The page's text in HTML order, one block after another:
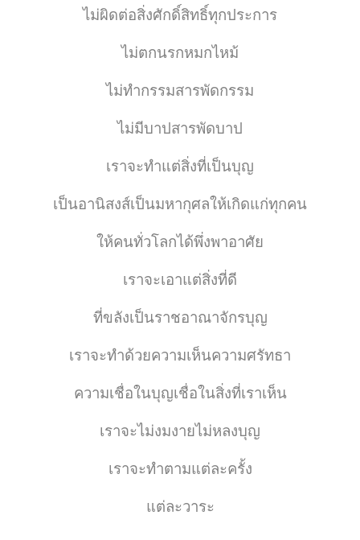
ไม่ผิดต่อสิ่งศักดิ์สิทธิ์ทุกประการ
ไม่ตกนรกหมกไหม้
ไม่ทำกรรมสารพัดกรรม
ไม่มีบาปสารพัดบาป
เราจะทำแต่สิ่งที่เป็นบุญ
เป็นอานิสงส์เป็นมหากุศลให้เกิดแก่ทุกคน
ให้คนทั่วโลกได้พึ่งพาอาศัย
เราจะเอาแต่สิ่งที่ดี
ที่ขลังเป็นราชอาณาจักรบุญ
เราจะทำด้วยความเห็นความศรัทธา
ความเชื่อในบุญเชื่อในสิ่งที่เราเห็น
เราจะไม่งมงายไม่หลงบุญ
เราจะทำตามแต่ละครั้ง
แต่ละวาระ